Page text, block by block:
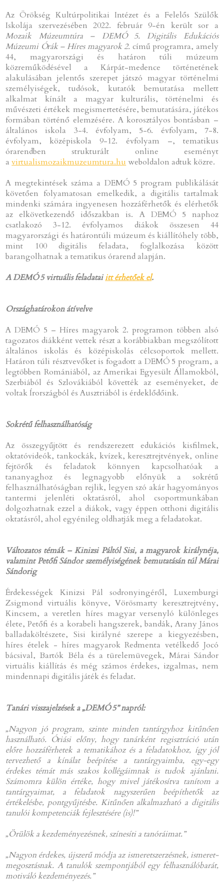
Az Örökség Kultúrpolitikai Intézet és a Felelős Szülők
Iskolája szervezésében 2022. február 9-én került sor a
Mozaik Múzeumtúra – DEMÓ 5. Digitális Edukációs
Múzeumi Órák – Híres magyarok 2. című programra, amely
44, magyarországi és határon túli múzeum
közreműködésével a Kárpát-medence történetének
alakulásában jelentős szerepet játszó magyar történelmi
személyiségek, tudósok, kutatók bemutatása mellett
alkalmat kínált a magyar kulturális, történelmi és
művészeti értékek megismertetésére, bemutatására, játékos
formában történő elemzésére. A korosztályos bontásban –
általános iskola 3-4. évfolyam, 5-6. évfolyam, 7-8.
évfolyam, középiskola 9-12. évfolyam –, tematikus
órarendben strukturált online eseményt
avirtualismozaikmuzeumtura.hu weboldalon adtuk közre.
A megtekintések száma a DEMÓ 5 program publikálását
követően folyamatosan emelkedik, a digitális tartalmak
mindenki számára ingyenesen hozzáférhetők és elérhetők
az elkövetkezendő időszakban is. A DEMÓ 5 naphoz
csatlakozó 3-12. évfolyamos diákok összesen 44
magyarországi és határontúli múzeum és kiállítóhely több,
mint 100 digitális feladata, foglalkozása között
barangolhatnak a tematikus órarend alapján.
A DEMÓ 5 virtuális feladataiitt érhetőek el.
Országhatárokon átívelve
A DEMÓ 5 – Híres magyarok 2. programon többen alsó
tagozatos diákként vettek részt a korábbiakban megszólított
általános iskolás és középiskolás célcsoportok mellett.
Határon túli résztvevőket is fogadott a DEMÓ 5 program, a
legtöbben Romániából, az Amerikai Egyesült Államokból,
Szerbiából és Szlovákiából követték az eseményeket, de
voltak Írországból és Ausztriából is érdeklődőink.
Sokrétű felhasználhatóság
Az összegyűjtött és rendszerezett edukációs kisfilmek,
oktatóvideók, tankockák, kvízek, keresztrejtvények, online
fejtörők és feladatok könnyen kapcsolhatóak a
tananyaghoz és legnagyobb előnyük a sokrétű
felhasználhatóságban rejlik, legyen szó akár hagyományos
tantermi jelenléti oktatásról, ahol csoportmunkában
dolgozhatnak ezzel a diákok, vagy éppen otthoni digitális
oktatásról, ahol egyénileg oldhatják meg a feladatokat.
Változatos témák – Kinizsi Páltól Sisi, a magyarok királynéja,
valamint Petőfi Sándor személyiségének bemutatásán túl Márai
Sándorig
Érdekességek Kinizsi Pál sodronyingéről, Luxemburgi
Zsigmond virtuális könyve, Vörösmarty keresztrejtvény,
Kincsem, a veretlen híres magyar versenyló különleges
élete, Petőfi és a korabeli hangszerek, bandák, Arany János
balladaköltészete, Sisi királyné szerepe a kiegyezésben,
híres ételek - híres magyarok Redmenta vetélkedő Jocó
bácsival, Bartók Béla és a türelemüvegek, Márai Sándor
virtuális kiállítás és még számos érdekes, izgalmas, nem
mindennapi digitális játék és feladat.
Tanári visszajelzések a „DEMÓ 5” napról:
„Nagyon jó program, szinte minden tantárgyhoz kitűnően
használható. Óriási előny, hogy tanárként regisztráció után
előre hozzáférhetek a tematikához és a feladatokhoz, így jól
tervezhető a kínálat beépítése a tantárgyaimba, egy-egy
érdekes témát más szakos kollégáimnak is tudok ajánlani.
Számomra külön értéke, hogy mivel játékosítva tanítom a
tantárgyaimat, a feladatok nagyszerűen beépíthetők az
értékelésbe, pontgyűjtésbe. Kitűnően alkalmazható a digitális
tanulói kompetenciák fejlesztésére (is)!”
„Örülök a kezdeményezésnek, színesíti a tanóráimat.”
„Nagyon érdekes, újszerű módja az ismeretszerzésnek, ismeret-
megosztásnak. A tanulók szempontjából egy felhasználóbarát,
motiváló kezdeményezés.”